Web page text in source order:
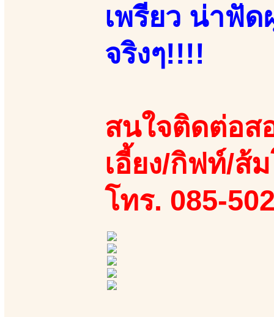
เพรียว น่าฟัด
จริงๆ!!!!
สนใจติดต่อส
เอี้ยง/กิฟท์/ส้
โทร. 085-